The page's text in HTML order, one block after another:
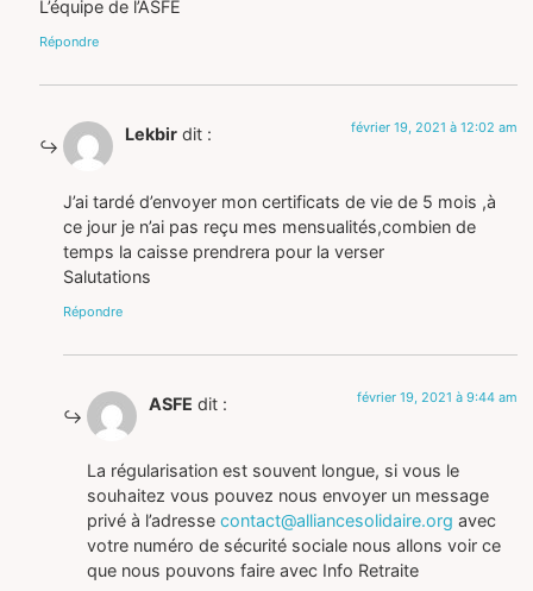
L’équipe de l’ASFE
Répondre
Lekbir dit : février 19, 2021 à 12:02 am
J’ai tardé d’envoyer mon certificats de vie de 5 mois ,à
ce jour je n’ai pas reçu mes mensualités,combien de
temps la caisse prendrera pour la verser
Salutations
Répondre
ASFE dit : février 19, 2021 à 9:44 am
La régularisation est souvent longue, si vous le
souhaitez vous pouvez nous envoyer un message
privé à l’adressecontact@alliancesolidaire.org avec
votre numéro de sécurité sociale nous allons voir ce
que nous pouvons faire avec Info Retraite